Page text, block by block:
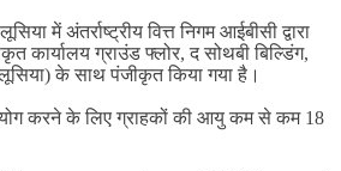
में अंतर्राष्ट्रीय वित्त निगम आईबीसी द्वारा
कार्यालय ग्राउंड फ्लोर, द सोथबी बिल्डिंग,
के साथ पंजीकृत किया गया है।
करने के लिए ग्राहकों की आयु कम से कम 18